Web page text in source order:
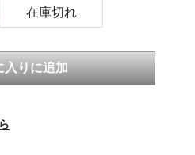
在庫切れ